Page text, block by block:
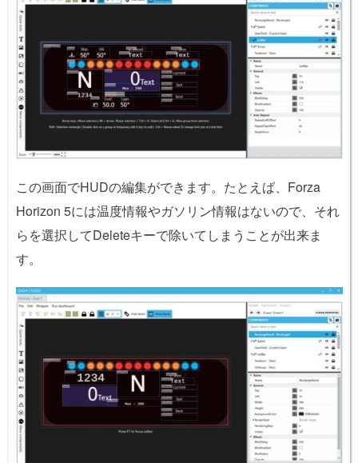
この画面でHUDの編集ができます。たとえば、Forza
Horizon 5には温度情報やガソリン情報はないので、それ
らを選択してDeleteキーで除いてしまうことが出来ま
す。